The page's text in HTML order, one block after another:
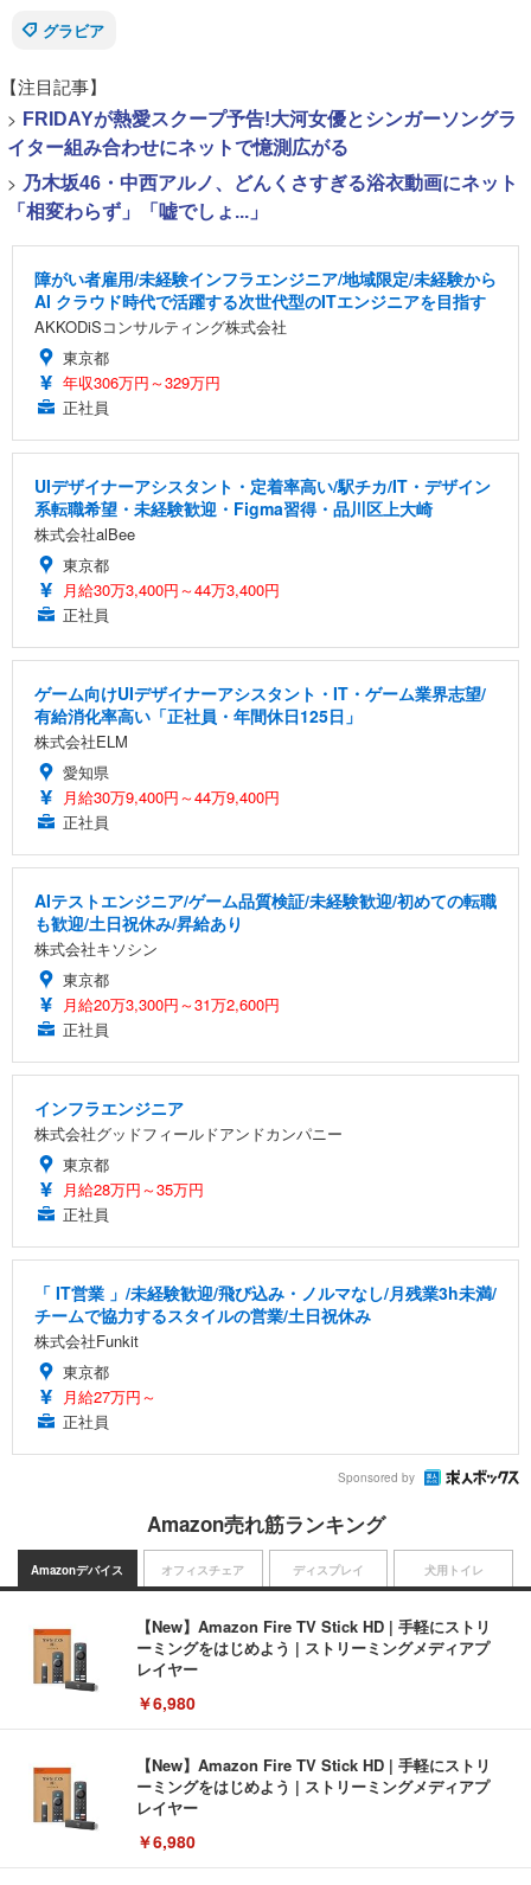
グラビア
【注目記事】
> FRIDAYが熱愛スクープ予告!大河女優とシンガーソングラ
イター組み合わせにネットで憶測広がる
> 乃木坂46・中西アルノ、どんくさすぎる浴衣動画にネット
「相変わらず」「嘘でしょ...」
障がい者雇用/未経験インフラエンジニア/地域限定/未経験から
AI クラウド時代で活躍する次世代型のITエンジニアを目指す
AKKODiSコンサルティング株式会社
東京都
年収306万円～329万円
正社員
UIデザイナーアシスタント・定着率高い/駅チカ/IT・デザイン
系転職希望・未経験歓迎・Figma習得・品川区上大崎
株式会社alBee
東京都
月給30万3,400円～44万3,400円
正社員
ゲーム向けUIデザイナーアシスタント・IT・ゲーム業界志望/
有給消化率高い「正社員・年間休日125日」
株式会社ELM
愛知県
月給30万9,400円～44万9,400円
正社員
AIテストエンジニア/ゲーム品質検証/未経験歓迎/初めての転職
も歓迎/土日祝休み/昇給あり
株式会社キソシン
東京都
月給20万3,300円～31万2,600円
正社員
インフラエンジニア
株式会社グッドフィールドアンドカンパニー
東京都
月給28万円～35万円
正社員
「 IT営業 」/未経験歓迎/飛び込み・ノルマなし/月残業3h未満/
チームで協力するスタイルの営業/土日祝休み
株式会社Funkit
東京都
月給27万円～
正社員
Sponsored by
Amazon売れ筋ランキング
Amazonデバイス
【New】Amazon Fire TV Stick HD | 手軽にストリ
ーミングをはじめよう | ストリーミングメディアプ
レイヤー
￥6,980
【New】Amazon Fire TV Stick HD | 手軽にストリ
ーミングをはじめよう | ストリーミングメディアプ
レイヤー
￥6,980
オフィスチェア ディスプレイ 犬用トイレ